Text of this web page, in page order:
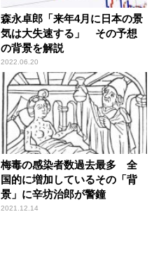
森永卓郎「来年4月に日本の景
気は大失速する」 その予想
の背景を解説
2022.06.20
梅毒の感染者数過去最多 全
国的に増加しているその「背
景」に辛坊治郎が警鐘
2021.12.14